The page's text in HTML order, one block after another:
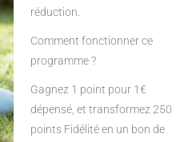
réduction.
Comment fonctionner ce
programme ?
Gagnez 1 point pour 1€
dépensé, et transformez 250
points Fidélité en un bon de